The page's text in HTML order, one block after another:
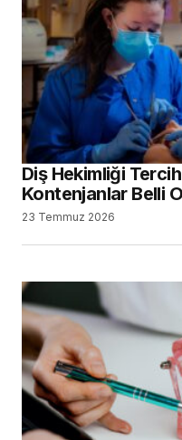
Diş Hekimliği
Kontenjanlar Belli
23 Temmuz 2026